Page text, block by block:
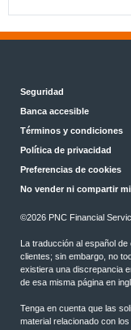
Seguridad
Banca accesible
Términos y condiciones
Política de privacidad
Preferencias de cookies
No vender ni compartir
©2026 PNC Financial
La traducción al español
clientes; sin embargo, no
existiera una discrepancia
de esa misma página en
Tenga en cuenta que las
material relacionado con